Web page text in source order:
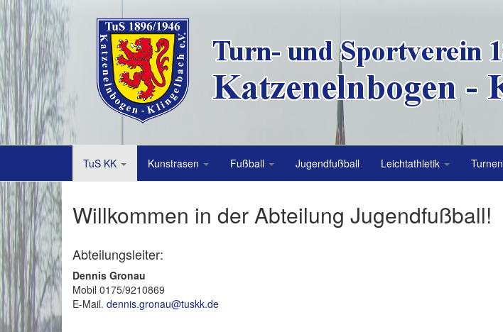
TuS KK Kunstrasen Fußball Jugendfußball Leichtathletik Turnen
Willkommen in der Abteilung Jugendfußball!
Abteilungsleiter:
Dennis Gronau
Mobil 0175/9210869
E-Mail. dennis.gronau@tuskk.de